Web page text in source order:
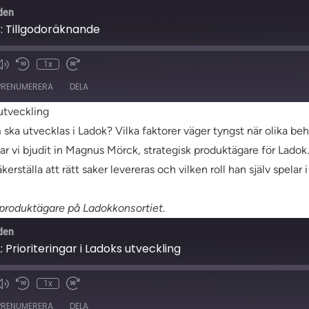
Tillgodoräknande
1x
DELA
utvecklas i Ladok? Vilka faktorer väger tyngst när olika
vi bjudit in Magnus Mörck, strategisk produktägare för
att rätt saker levereras och vilken roll han själv
på Ladokkonsortiet.
Prioriteringar i Ladoks utveckling
1x
DELA